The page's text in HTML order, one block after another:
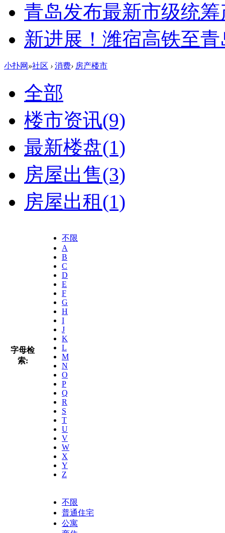
青岛发布最新市级统
新进展！潍宿高铁至
小扑网 »社区 › 消费› 房产楼市
全部
楼市资讯(9)
最新楼盘(1)
房屋出售(3)
房屋出租(1)
字母检
索:
不限
A
B
C
D
E
F
G
H
I
J
K
L
M
N
O
P
Q
R
S
T
U
V
W
X
Y
Z
不限
普通住宅
公寓